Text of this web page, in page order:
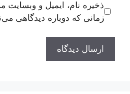
ذخیره نام، ایمیل و وبسایت
زمانی که دوباره دیدگاهی